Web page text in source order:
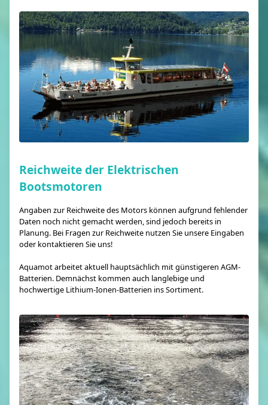
Reichweite der Elektrischen
Bootsmotoren
Angaben zur Reichweite des Motors können aufgrund fehlender
Daten noch nicht gemacht werden, sind jedoch bereits in
Planung. Bei Fragen zur Reichweite nutzen Sie unsere Eingaben
oder kontaktieren Sie uns!
Aquamot arbeitet aktuell hauptsächlich mit günstigeren AGM-
Batterien. Demnächst kommen auch langlebige und
hochwertige Lithium-Ionen-Batterien ins Sortiment.